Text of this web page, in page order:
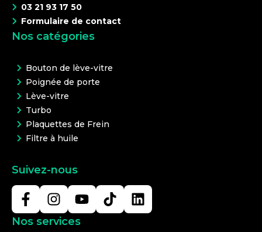
03 21 93 17 50
Formulaire de contact
Nos catégories
Bouton de lève-vitre
Poignée de porte
Lève-vitre
Turbo
Plaquettes de Frein
Filtre à huile
Suivez-nous
Nos services